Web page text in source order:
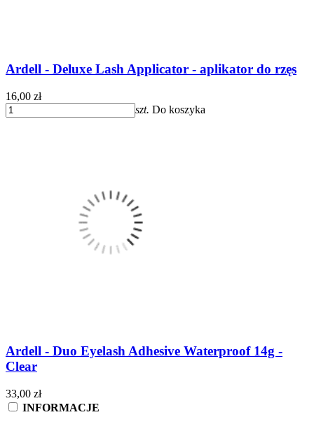
Ardell - Deluxe Lash Applicator - aplikator do rzęs
16,00 zł
szt. Do koszyka
Ardell - Duo Eyelash Adhesive Waterproof 14g -
Clear
33,00 zł
INFORMACJE